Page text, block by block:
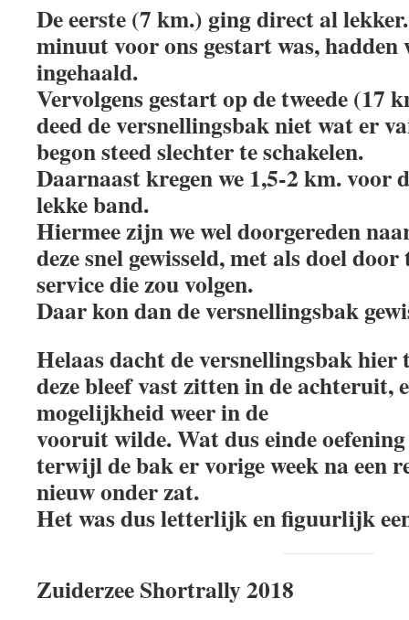
De eerste (7 km.) ging direct al
minuut voor ons gestart was, hadden
ingehaald.
Vervolgens gestart op de tweede (17
deed de versnellingsbak niet wat er
begon steed slechter te schakelen.
Daarnaast kregen we 1,5-2 km. voor
lekke band.
Hiermee zijn we wel doorgereden
deze snel gewisseld, met als doel
service die zou volgen.
Daar kon dan de versnellingsbak
Helaas dacht de versnellingsbak hier
deze bleef vast zitten in de achteruit,
mogelijkheid weer in de
vooruit wilde. Wat dus einde
terwijl de bak er vorige week na een
nieuw onder zat.
Het was dus letterlijk en figuurlijk
Zuiderzee Shortrally 2018